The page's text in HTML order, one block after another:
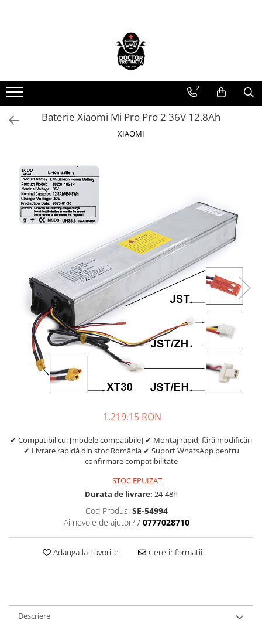
Toate produsele
Piese de schimb
https://www.doctortrotineta.ro/electrica
Acceleratie
Motoare
Cabluri
BMS
Acumulatori
https://www.doctortrotineta.ro/frane
Discuri frana
Placute de frana
Manete de frana
Etrieri
https://www.doctortrotineta.ro/lumini
Stop trotineta
https://www.doctortrotineta.ro/cadru
Suruburi
Suspensie
https://www.doctortrotineta.ro/camere-
https://www.doctortrotineta.ro/cauciucuri-
trotinete-electrice
cu-camera
Cauciuc tubeless cu GEL antipană
2
Baterie Xiaomi Mi Pro Pro 2 36V 12.8Ah
XIAOMI
1.219,15 RON
✔ Compatibil cu: [modele compatibile] ✔ Montaj rapid, fără modificări
✔ Livrare rapidă din stoc România ✔ Suport WhatsApp pentru
confirmare compatibilitate
STOC EPUIZAT
Durata de livrare: 24-48h
Cod Produs: SE-54994
Ai nevoie de ajutor? / 0777028710
Adauga la Favorite Cere informatii
Descriere